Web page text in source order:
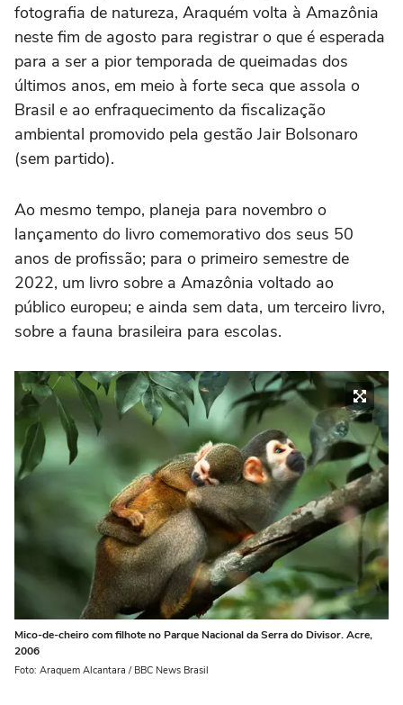
fotografia de natureza, Araquém volta à Amazônia
neste fim de agosto para registrar o que é esperada
para a ser a pior temporada de queimadas dos
últimos anos, em meio à forte seca que assola o
Brasil e ao enfraquecimento da fiscalização
ambiental promovido pela gestão Jair Bolsonaro
(sem partido).
Ao mesmo tempo, planeja para novembro o
lançamento do livro comemorativo dos seus 50
anos de profissão; para o primeiro semestre de
2022, um livro sobre a Amazônia voltado ao
público europeu; e ainda sem data, um terceiro livro,
sobre a fauna brasileira para escolas.
Mico-de-cheiro com filhote no Parque Nacional da Serra do Divisor. Acre,
2006
Foto: Araquem Alcantara / BBC News Brasil